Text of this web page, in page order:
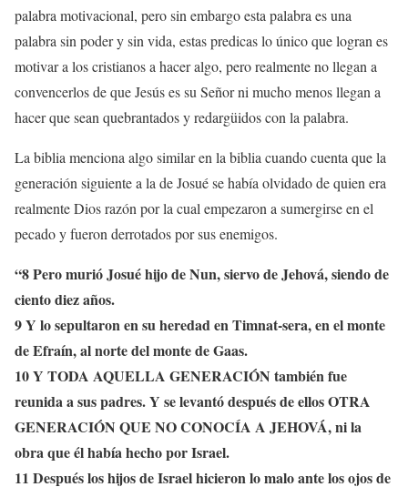
palabra motivacional, pero sin embargo esta palabra es una
palabra sin poder y sin vida, estas predicas lo único que logran es
motivar a los cristianos a hacer algo, pero realmente no llegan a
convencerlos de que Jesús es su Señor ni mucho menos llegan a
hacer que sean quebrantados y redargüidos con la palabra.
La biblia menciona algo similar en la biblia cuando cuenta que la
generación siguiente a la de Josué se había olvidado de quien era
realmente Dios razón por la cual empezaron a sumergirse en el
pecado y fueron derrotados por sus enemigos.
“8 Pero murió Josué hijo de Nun, siervo de Jehová, siendo de
ciento diez años.
9 Y lo sepultaron en su heredad en Timnat-sera, en el monte
de Efraín, al norte del monte de Gaas.
10 Y TODA AQUELLA GENERACIÓN también fue
reunida a sus padres. Y se levantó después de ellos OTRA
GENERACIÓN QUE NO CONOCÍA A JEHOVÁ, ni la
obra que él había hecho por Israel.
11 Después los hijos de Israel hicieron lo malo ante los ojos de